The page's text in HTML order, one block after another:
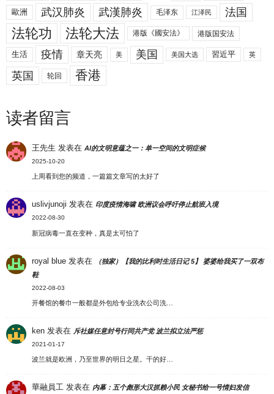
歐洲 武汉肺炎 武漢肺炎 毛泽东 江泽民 法国
法轮功 法轮大法 港版《國安法》 港版国安法
生活 疫情 章天亮 美 美国 美国大选 習近平 英
英国 轮回 香港
读者留言
王先生 发表在AI的文明意蕴之一：单一空间的文明症候
2025-10-20
上周看到您的频道，一篇篇文章写的太好了
uslivjunoji 发表在 印度疫情海啸 欧洲议会呼吁停止航班入境
2022-08-30
新冠病毒一直在变种，真是太可怕了
royal blue 发表在
（独家）【我的比利时生活日记 5】 婆婆给我买了一双布
鞋
2022-08-03
开餐馆的餐巾一般都是外包给专业洗衣公司洗…
ken 发表在 斥社媒任意封号行同共产党 波兰拟立法严惩
2021-01-17
波兰就是欧洲，乃至世界的明日之星。干的好…
華融員工 发表在 内幕：五个彪形大汉抓赖小民 女秘书给一号情妇发信